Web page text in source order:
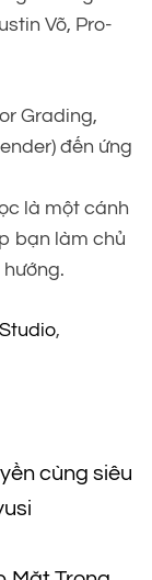
Võ, Pro-
Grading,
đến ứng
là một cánh
bạn làm chủ
,
cùng siêu